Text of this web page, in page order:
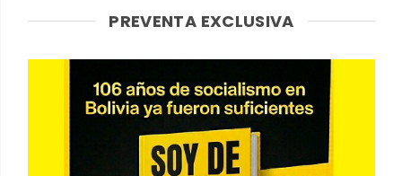
PREVENTA EXCLUSIVA